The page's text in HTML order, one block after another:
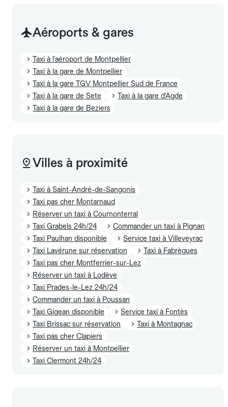
Aéroports & gares
Taxi à l'aéroport de Montpellier
Taxi à la gare de Montpellier
Taxi à la gare TGV Montpellier Sud de France
Taxi à la gare de Sete
Taxi à la gare d'Agde
Taxi à la gare de Beziers
Villes à proximité
Taxi à Saint-André-de-Sangonis
Taxi pas cher Montarnaud
Réserver un taxi à Cournonterral
Taxi Grabels 24h/24
Commander un taxi à Pignan
Taxi Paulhan disponible
Service taxi à Villeveyrac
Taxi Lavérune sur réservation
Taxi à Fabrègues
Taxi pas cher Montferrier-sur-Lez
Réserver un taxi à Lodève
Taxi Prades-le-Lez 24h/24
Commander un taxi à Poussan
Taxi Gigean disponible
Service taxi à Fontès
Taxi Brissac sur réservation
Taxi à Montagnac
Taxi pas cher Clapiers
Réserver un taxi à Montpellier
Taxi Clermont 24h/24